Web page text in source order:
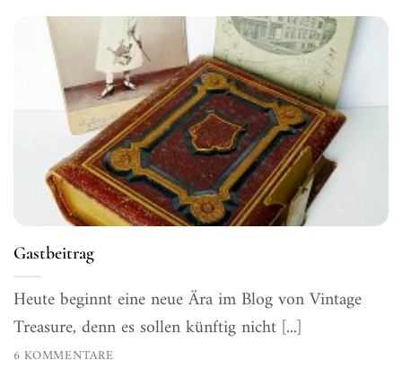
Gastbeitrag
Heute beginnt eine neue Ära im Blog von Vintage
Treasure, denn es sollen künftig nicht [...]
6 KOMMENTARE